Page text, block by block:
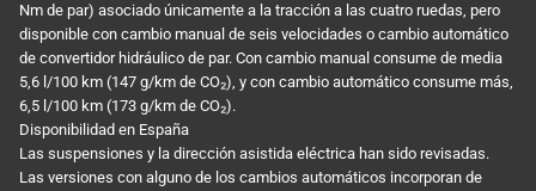
Nm de par) asociado únicamente a la tracción a las cuatro ruedas, pero
disponible con cambio manual de seis velocidades o cambio automático
de convertidor hidráulico de par. Con cambio manual consume de media
5,6 l/100 km (147 g/km de CO₂), y con cambio automático consume más,
6,5 l/100 km (173 g/km de CO₂).
Disponibilidad en España
Las suspensiones y la dirección asistida eléctrica han sido revisadas.
Las versiones con alguno de los cambios automáticos incorporan de